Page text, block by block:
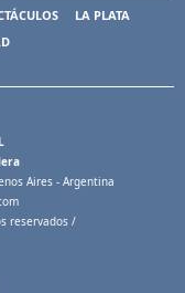
LA PLATA
Aires - Argentina
reservados /